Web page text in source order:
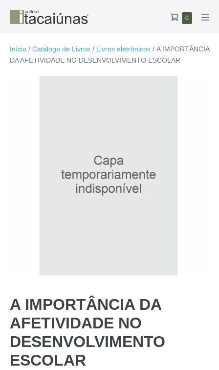
conteúdo
Carrinho
compras
0Itens
Início / Catálogo de Livros / Livros eletrônicos / A IMPORTÂNCIA
DA AFETIVIDADE NO DESENVOLVIMENTO ESCOLAR
A IMPORTÂNCIA DA
AFETIVIDADE NO
DESENVOLVIMENTO
ESCOLAR